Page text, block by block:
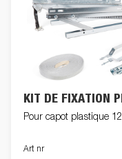
KIT DE FIXATION
Pour capot plastique
Art nr